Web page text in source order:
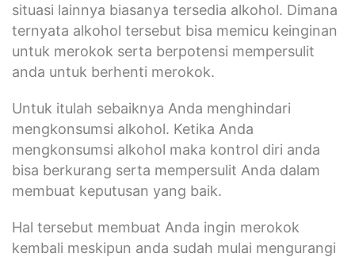
situasi lainnya biasanya tersedia alkohol. Dimana
ternyata alkohol tersebut bisa memicu keinginan
untuk merokok serta berpotensi mempersulit
anda untuk berhenti merokok.
Untuk itulah sebaiknya Anda menghindari
mengkonsumsi alkohol. Ketika Anda
mengkonsumsi alkohol maka kontrol diri anda
bisa berkurang serta mempersulit Anda dalam
membuat keputusan yang baik.
Hal tersebut membuat Anda ingin merokok
kembali meskipun anda sudah mulai mengurangi